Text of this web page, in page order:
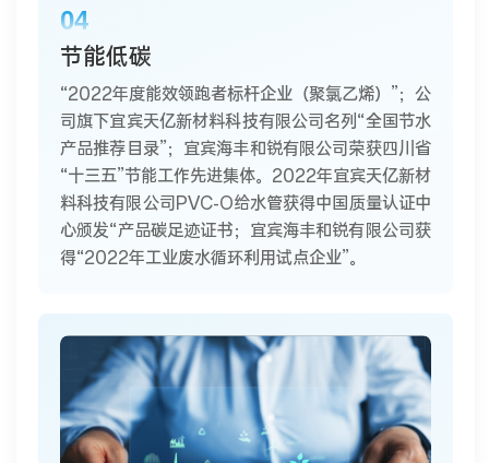
04
节能低碳
“2022年度能效领跑者标杆企业（聚氯乙烯）”；公
司旗下宜宾天亿新材料科技有限公司名列“全国节水
产品推荐目录”；宜宾海丰和锐有限公司荣获四川省
“十三五”节能工作先进集体。2022年宜宾天亿新材
料科技有限公司PVC-O给水管获得中国质量认证中
心颁发“产品碳足迹证书；宜宾海丰和锐有限公司获
得“2022年工业废水循环利用试点企业”。